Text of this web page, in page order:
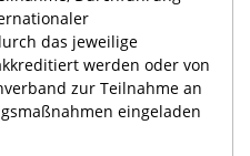
das jeweilige
werden oder von
zur Teilnahme an
eingeladen